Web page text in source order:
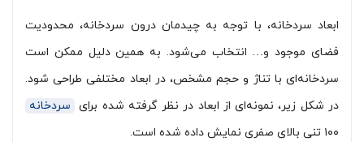
ابعاد سردخانه، با توجه به چیدمان درون سردخانه، محدودیت
فضای موجود و… انتخاب می‌شود. به همین دلیل ممکن است
سردخانه‌ای با تناژ و حجم مشخص، در ابعاد مختلفی طراحی شود.
در شکل زیر، نمونه‌ای از ابعاد در نظر گرفته شده برای سردخانه
۱۰۰ تنی بالای صفری نمایش داده شده است.